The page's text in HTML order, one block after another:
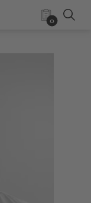
0